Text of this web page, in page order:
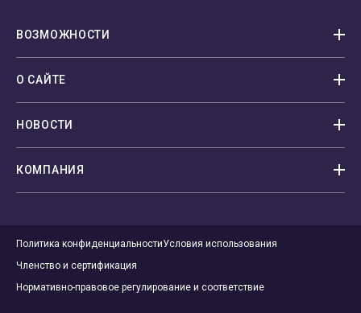
ВОЗМОЖНОСТИ
О САЙТЕ
НОВОСТИ
КОМПАНИЯ
Политика конфиденциальностиУсловия использования
Членство и сертификация
Нормативно-правовое регулирование и соответствие